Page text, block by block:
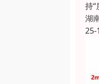
持
湖
25-